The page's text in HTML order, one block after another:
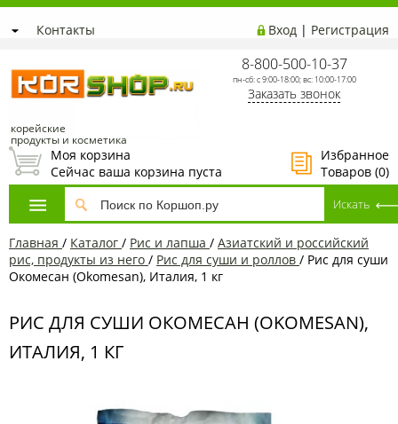
Контакты Вход | Регистрация
корейские
продукты и косметика
8-800-500-10-37
пн-сб: с 9:00-18:00; вс: 10:00-17:00
Заказать звонок
Избранное
Товаров (0)
Моя корзина
Сейчас ваша корзина пуста
Главная / Каталог / Рис и лапша / Азиатский и российский
рис, продукты из него / Рис для суши и роллов / Рис для суши
Окомесан (Okomesan), Италия, 1 кг
РИС ДЛЯ СУШИ ОКОМЕСАН (OKOMESAN),
ИТАЛИЯ, 1 КГ